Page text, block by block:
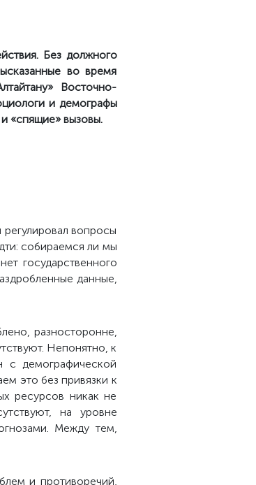
Без должного
во время
Восточно-
и демографы
«спящие» вызовы.
вопросы
собираемся ли мы
государственного
данные,
разносторонне,
Непонятно, к
демографической
это без привязки к
ресурсов никак не
на уровне
Между тем,
и противоречий,